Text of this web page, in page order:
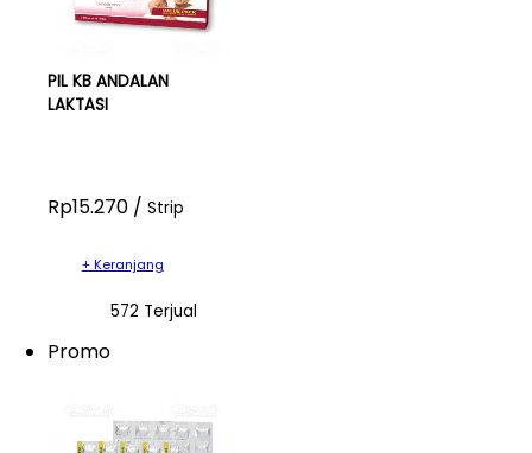
PIL KB ANDALAN
LAKTASI
Rp15.270 / Strip
+ Keranjang
572 Terjual
Promo